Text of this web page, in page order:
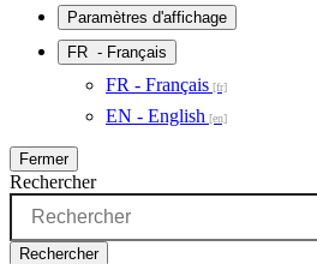
Paramètres d'affichage
FR - Français
FR - Français
EN - English
Fermer
Rechercher
Rechercher